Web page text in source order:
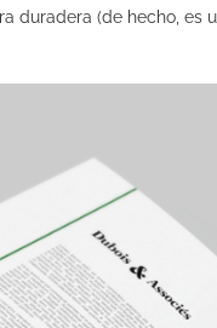
duradera (de hecho,